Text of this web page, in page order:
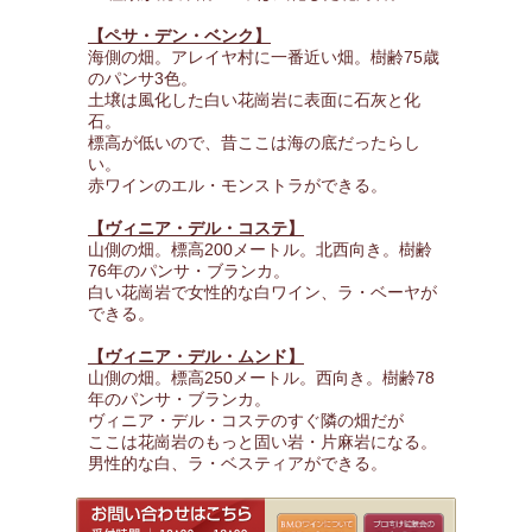
【ペサ・デン・ベンク】
海側の畑。アレイヤ村に一番近い畑。樹齢75歳
のパンサ3色。
土壌は風化した白い花崗岩に表面に石灰と化
石。
標高が低いので、昔ここは海の底だったらし
い。
赤ワインのエル・モンストラができる。
【ヴィニア・デル・コステ】
山側の畑。標高200メートル。北西向き。樹齢
76年のパンサ・ブランカ。
白い花崗岩で女性的な白ワイン、ラ・ベーヤが
できる。
【ヴィニア・デル・ムンド】
山側の畑。標高250メートル。西向き。樹齢78
年のパンサ・ブランカ。
ヴィニア・デル・コステのすぐ隣の畑だが
ここは花崗岩のもっと固い岩・片麻岩になる。
男性的な白、ラ・ベスティアができる。